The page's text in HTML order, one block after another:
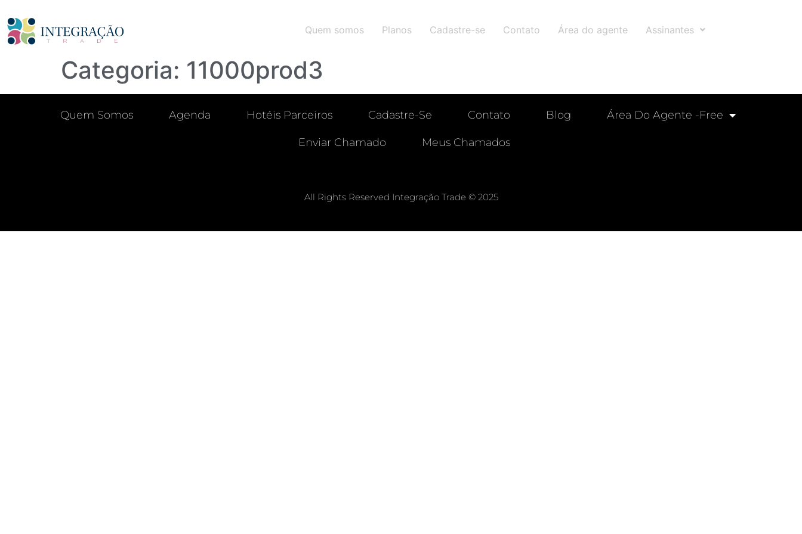
Quem somos Planos Cadastre-se Contato Área do agente Assinantes
Categoria: 11000prod3
Quem Somos Agenda Hotéis Parceiros Cadastre-Se Contato Blog Área Do Agente -free
Enviar Chamado Meus Chamados
All Rights Reserved Integração Trade © 2025